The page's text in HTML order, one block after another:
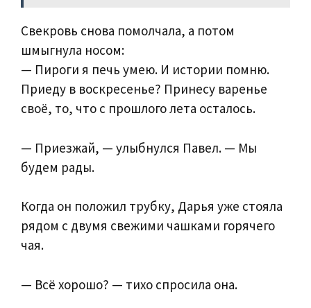
Свекровь снова помолчала, а потом
шмыгнула носом:
— Пироги я печь умею. И истории помню.
Приеду в воскресенье? Принесу варенье
своё, то, что с прошлого лета осталось.
— Приезжай, — улыбнулся Павел. — Мы
будем рады.
Когда он положил трубку, Дарья уже стояла
рядом с двумя свежими чашками горячего
чая.
— Всё хорошо? — тихо спросила она.